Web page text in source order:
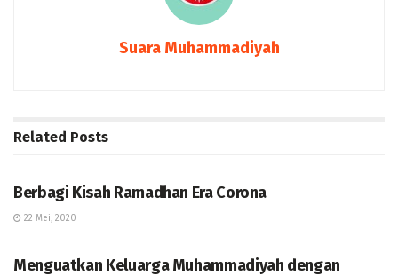
Suara Muhammadiyah
Related Posts
Berbagi Kisah Ramadhan Era Corona
22 Mei, 2020
Menguatkan Keluarga Muhammadiyah dengan